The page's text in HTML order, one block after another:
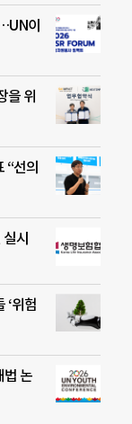
이
을 위
“선의
시
‘위험
법 논